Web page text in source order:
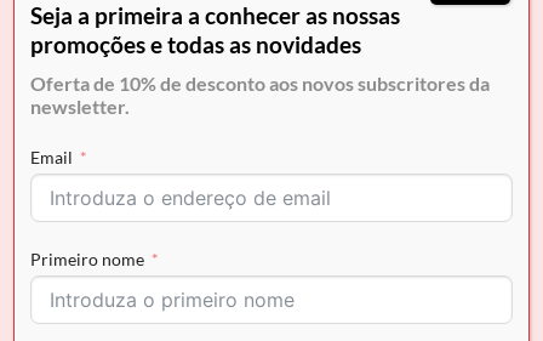
mulher especial – seja a mãe, a irmã, a namorada ou a
melhor amiga – é uma arte. Queremos […]
Publicado em
Acessórios,Calçado Cavalinho,Cavalinho,Fabricado em Portugal
Natal
MODA FEMININA,STYLE
Seja a primeira a conhecer as nossas
promoções e todas as novidades
Oferta de 10% de desconto aos novos subscritores da
newsletter.
Email
Primeiro nome